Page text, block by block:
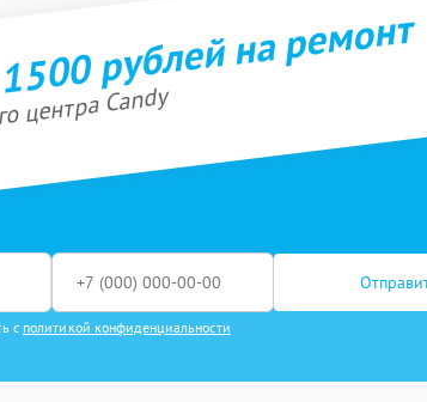
рублей на ремонт
центра Candy
с политикой конфиденциальности